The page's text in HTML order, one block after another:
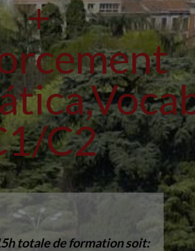
+
C2
totale de formation soit: